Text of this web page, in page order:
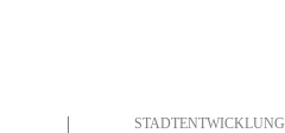
STADTENTWICKLUNG